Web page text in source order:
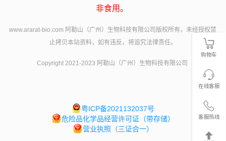
非食用。
www.ararat-bio.com 阿勒山（广州）生物科技有限公司版权所有，未经授权禁
止拷贝本站资料，如有违反，将追究法律责任。
Copyright 2021-2023 阿勒山（广州）生物科技有限公司
粤ICP备2021132037号
危险品化学品经营许可证（带存储）
营业执照（三证合一）
购物车
在线客服
客服热线